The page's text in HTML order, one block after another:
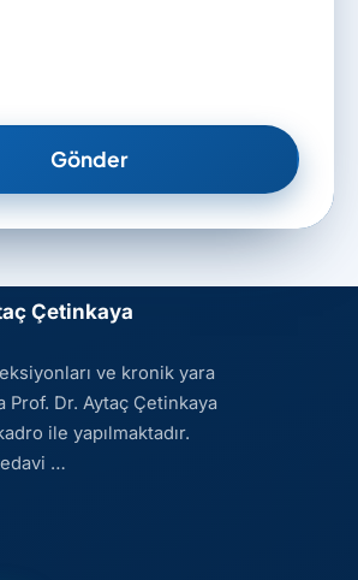
Gönder
Çetinkaya
ve kronik yara
Prof. Dr. Aytaç Çetinkaya
ile yapılmaktadır.
…